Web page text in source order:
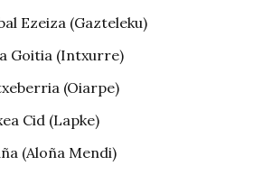
Ezeiza (Gazteleku)
Goitia (Intxurre)
(Oiarpe)
Cid (Lapke)
(Aloña Mendi)